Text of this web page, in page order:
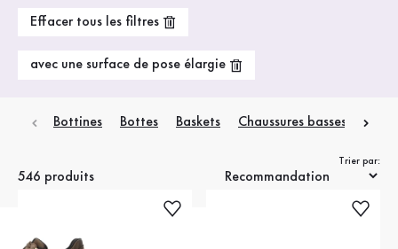
Effacer tous les filtres
avec une surface de pose élargie
Bottines Bottes Baskets Chaussures basses
546 produits
Trier par: